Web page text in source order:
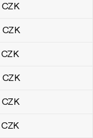
CZK
CZK
CZK
CZK
CZK
CZK